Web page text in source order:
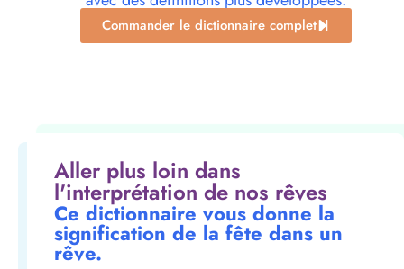
Commander le dictionnaire complet
Aller plus loin dans
l'interprétation de nos rêves
Ce dictionnaire vous donne la
signification de la fête dans un
rêve.